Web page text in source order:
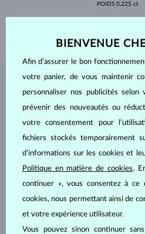
POIDS 0.225 ct
BIJOUX DE
BIENVENUE
Afin d’assurer le bon
votre panier, de vous maintenir
personnaliser nos publicités
prévenir des nouveautés ou
votre consentement pour
fichiers stockés temporairement
d’informations sur les cookies et
Politique en matière de cookies.
continuer », vous consentez à ce
cookies, nous permettant ainsi de
et votre expérience utilisateur.
Vous pouvez sinon continuer